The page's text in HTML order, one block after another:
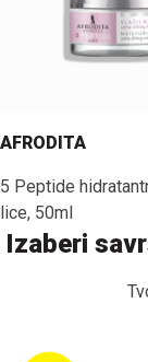
AFRODITA
5 Peptide
lice, 50ml
Izaberi